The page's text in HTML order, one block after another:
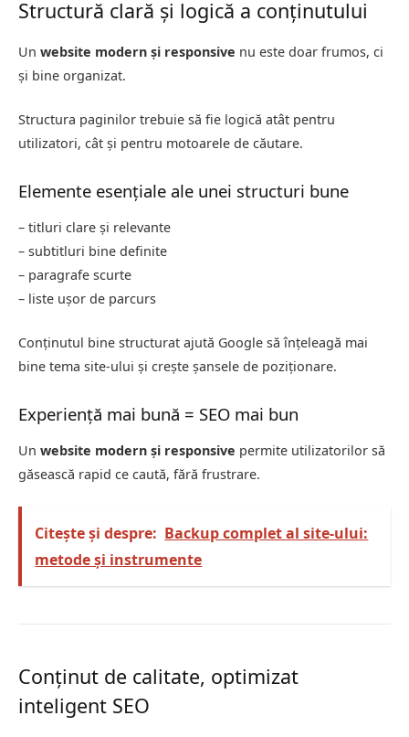
Structură clară și logică a conținutului
Un website modern și responsive nu este doar frumos, ci
și bine organizat.
Structura paginilor trebuie să fie logică atât pentru
utilizatori, cât și pentru motoarele de căutare.
Elemente esențiale ale unei structuri bune
– titluri clare și relevante
– subtitluri bine definite
– paragrafe scurte
– liste ușor de parcurs
Conținutul bine structurat ajută Google să înțeleagă mai
bine tema site-ului și crește șansele de poziționare.
Experiență mai bună = SEO mai bun
Un website modern și responsive permite utilizatorilor să
găsească rapid ce caută, fără frustrare.
Citește și despre: Backup complet al site-ului:
metode și instrumente
Conținut de calitate, optimizat
inteligent SEO